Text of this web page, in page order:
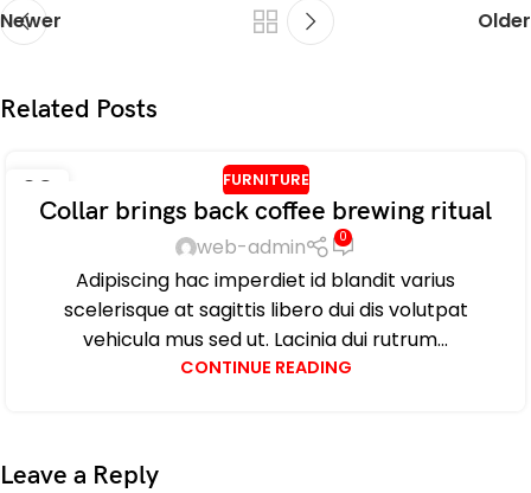
Newer Older
Related Posts
09
SEP
FURNITURE
Collar brings back coffee brewing ritual
web-admin 0
Adipiscing hac imperdiet id blandit varius
scelerisque at sagittis libero dui dis volutpat
vehicula mus sed ut. Lacinia dui rutrum...
CONTINUE READING
Leave a Reply